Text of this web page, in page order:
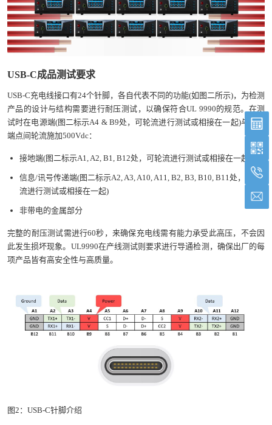
USB-C成品测试要求
USB-C充电线接口有24个针脚，各自代表不同的功能(如图二所示)，为检测
产品的设计与结构需要进行耐压测试，以确保符合UL 9990的规范。在测
试时在电源端(图二标示A4 & B9处，可轮流进行测试或相接在一起)与以下
端点间轮流施加500Vdc：
接地端(图二标示A1, A2, B1, B12处，可轮流进行测试或相接在一起)
信息/讯号传递端(图二标示A2, A3, A10, A11, B2, B3, B10, B11处，可轮
流进行测试或相接在一起)
非带电的金属部分
完整的耐压测试需进行60秒，来确保充电线需有能力承受此高压，不会因
此发生损坏现象。UL9990在产线测试则要求进行导通检测，确保出厂的每
项产品皆有高安全性与高质量。
图2：USB-C针脚介绍